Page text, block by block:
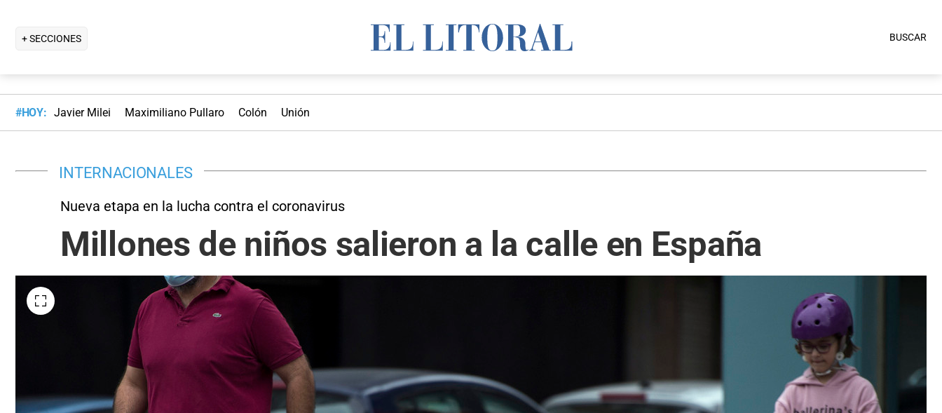
+ SECCIONES BUSCAR
#HOY: Javier Milei Maximiliano Pullaro Colón Unión
INTERNACIONALES
Nueva etapa en la lucha contra el coronavirus
Millones de niños salieron a la calle en España